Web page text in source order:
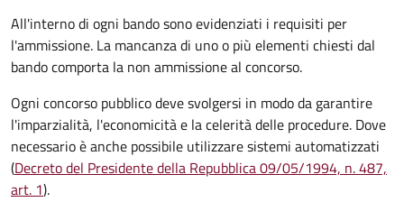
All'interno di ogni bando sono evidenziati i requisiti per
l'ammissione. La mancanza di uno o più elementi chiesti dal
bando comporta la non ammissione al concorso.
Ogni concorso pubblico deve svolgersi in modo da garantire
l'imparzialità, l'economicità e la celerità delle procedure. Dove
necessario è anche possibile utilizzare sistemi automatizzati
(Decreto del Presidente della Repubblica 09/05/1994, n. 487,
art. 1).